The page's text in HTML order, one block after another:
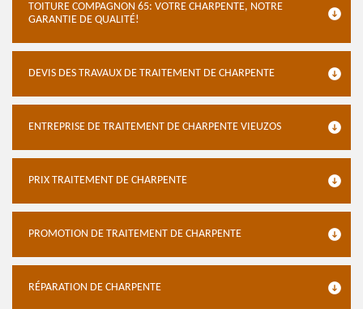
TOITURE COMPAGNON 65: VOTRE CHARPENTE, NOTRE
GARANTIE DE QUALITÉ!
DEVIS DES TRAVAUX DE TRAITEMENT DE CHARPENTE
ENTREPRISE DE TRAITEMENT DE CHARPENTE VIEUZOS
PRIX TRAITEMENT DE CHARPENTE
PROMOTION DE TRAITEMENT DE CHARPENTE
RÉPARATION DE CHARPENTE